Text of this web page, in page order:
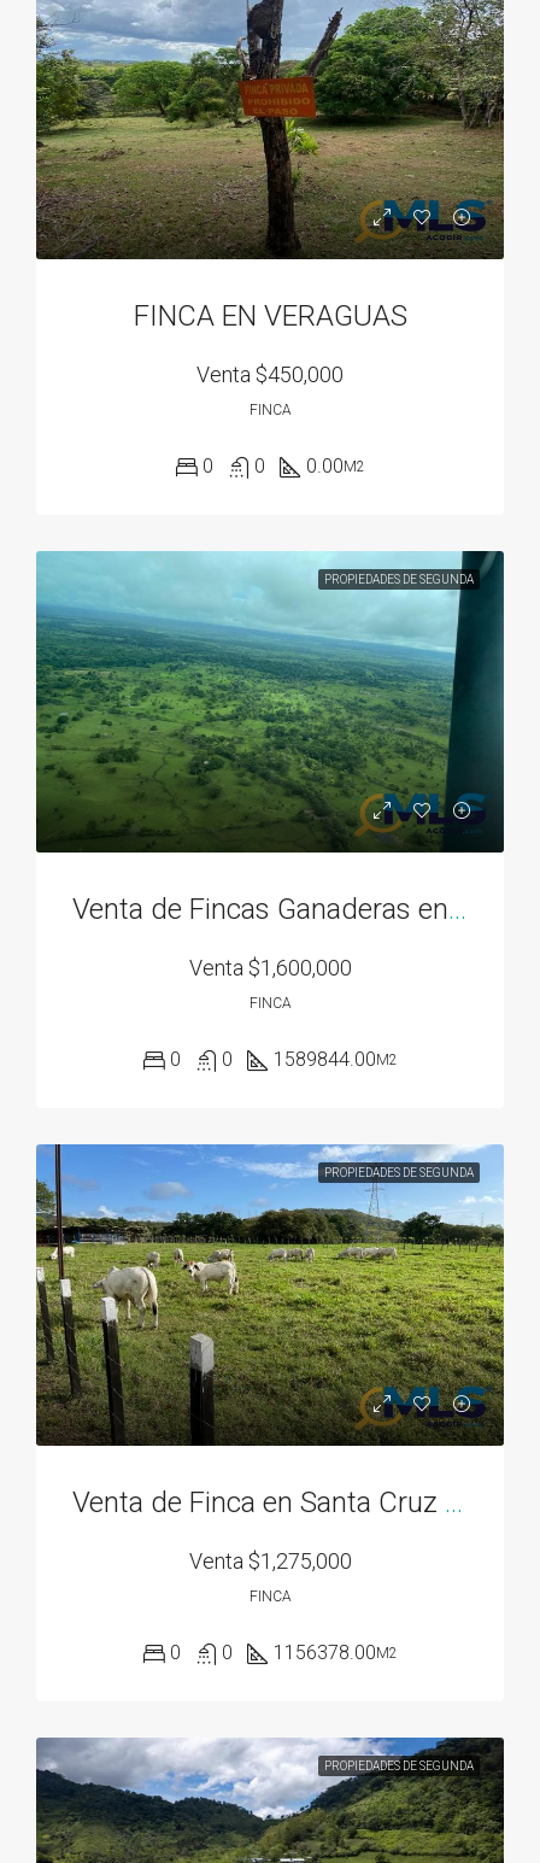
FINCA EN VERAGUAS
Venta $450,000
FINCA
0 0 0.00M2
PROPIEDADES DE SEGUNDA
Venta de Fincas Ganaderas en Santa Cruz y Llano Grande Chame
Venta $1,600,000
FINCA
0 0 1589844.00M2
PROPIEDADES DE SEGUNDA
Venta de Finca en Santa Cruz Chame
Venta $1,275,000
FINCA
0 0 1156378.00M2
PROPIEDADES DE SEGUNDA